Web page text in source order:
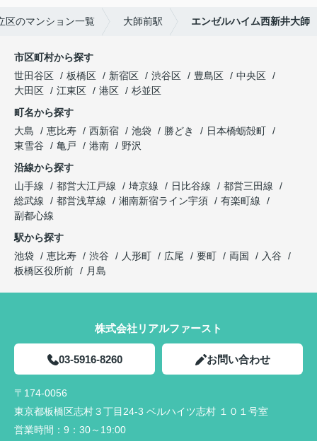
区のマンション一覧 大師前駅 エンゼルハイム西新井大師
市区町村から探す
世田谷区
板橋区 新宿区 渋谷区 豊島区
中央区
大田区
江東区 港区
杉並区
町名から探す
大島
恵比寿 西新宿 池袋 勝どき
日本橋蛎殻町
東雪谷
亀戸 港南
野沢
沿線から探す
山手線
都営大江戸線 埼京線 日比谷線
都営三田線
総武線
都営浅草線 湘南新宿ライン宇須
有楽町線
副都心線
駅から探す
池袋
恵比寿 渋谷 人形町 広尾 要町 両国
入谷
板橋区役所前
月島
株式会社リアルファースト
03-5916-8260 お問い合わせ
〒174-0056
東京都板橋区志村３丁目24-3 ベルハイツ志村 １０１号室
営業時間： 9：30～19:00